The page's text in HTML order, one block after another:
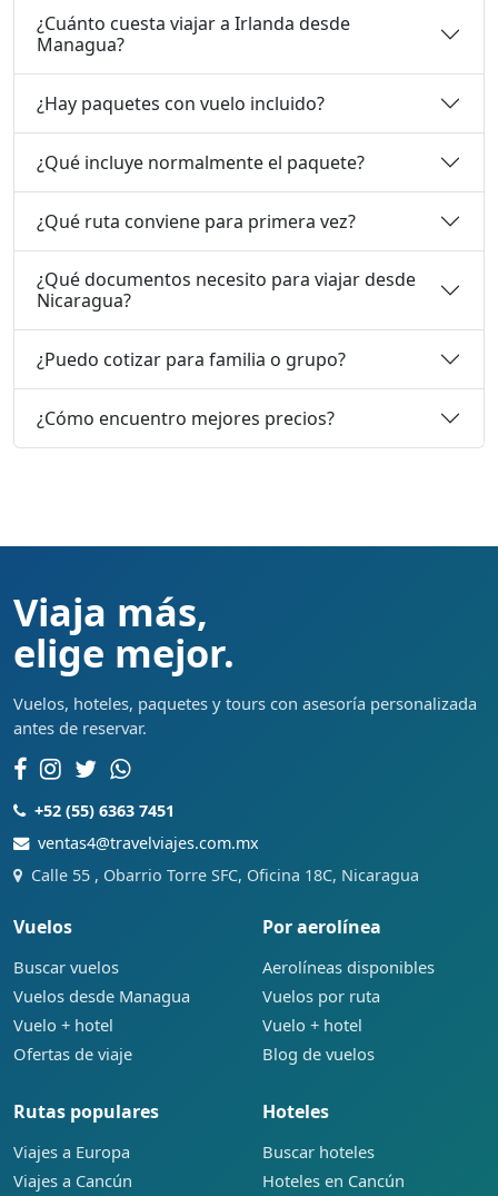
¿Cuánto cuesta viajar a Irlanda desde
Managua?
¿Hay paquetes con vuelo incluido?
¿Qué incluye normalmente el paquete?
¿Qué ruta conviene para primera vez?
¿Qué documentos necesito para viajar desde
Nicaragua?
¿Puedo cotizar para familia o grupo?
¿Cómo encuentro mejores precios?
Viaja más,
elige mejor.
Vuelos, hoteles, paquetes y tours con asesoría personalizada
antes de reservar.
+52 (55) 6363 7451
ventas4@travelviajes.com.mx
Calle 55 , Obarrio Torre SFC, Oficina 18C, Nicaragua
Vuelos
Buscar vuelos
Vuelos desde Managua
Vuelo + hotel
Ofertas de viaje
Por aerolínea
Aerolíneas disponibles
Vuelos por ruta
Vuelo + hotel
Blog de vuelos
Rutas populares
Viajes a Europa
Viajes a Cancún
Hoteles
Buscar hoteles
Hoteles en Cancún